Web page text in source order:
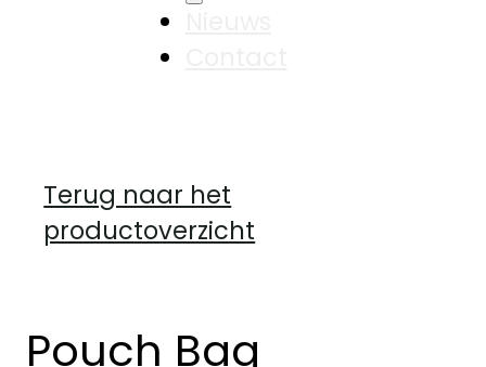
Terug naar het
productoverzicht
Pouch Bag